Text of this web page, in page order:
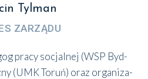
Tylman
ZARZĄ­DU
pra­cy socjal­nej (WSP Byd­
(UMK Toruń) oraz orga­ni­za­